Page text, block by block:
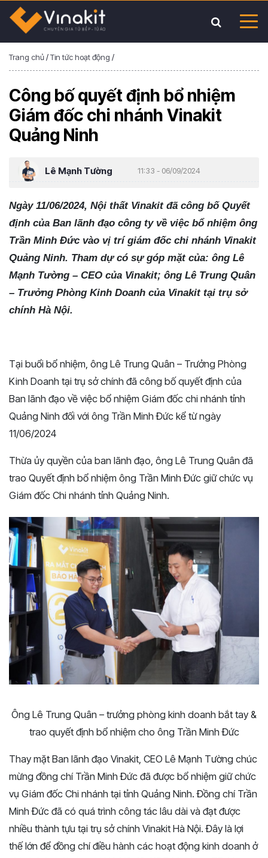
Trang chủ/Tin tức hoạt động /
Công bố quyết định bổ nhiệm
Giám đốc chi nhánh Vinakit
Quảng Ninh
Lê Mạnh Tường 11:33 - 06/09/2024
Ngày 11/06/2024, Nội thất Vinakit đã công bố Quyết
định của Ban lãnh đạo công ty về việc bổ nhiệm ông
Trần Minh Đức vào vị trí giám đốc chi nhánh Vinakit
Quảng Ninh. Tham dự có sự góp mặt của: ông Lê
Mạnh Tường – CEO của Vinakit; ông Lê Trung Quân
– Trưởng Phòng Kinh Doanh của Vinakit tại trụ sở
chính Hà Nội.
Tại buổi bổ nhiệm, ông Lê Trung Quân – Trưởng Phòng
Kinh Doanh tại trụ sở chính đã công bố quyết định của
Ban lãnh đạo về việc bổ nhiệm Giám đốc chi nhánh tỉnh
Quảng Ninh đối với ông Trần Minh Đức kể từ ngày
11/06/2024
Thừa ủy quyền của ban lãnh đạo, ông Lê Trung Quân đã
trao Quyết định bổ nhiệm ông Trần Minh Đức giữ chức vụ
Giám đốc Chi nhánh tỉnh Quảng Ninh.
Ông Lê Trung Quân – trưởng phòng kinh doanh bắt tay &
trao quyết định bổ nhiệm cho ông Trần Minh Đức
Thay mặt Ban lãnh đạo Vinakit, CEO Lê Mạnh Tường chúc
mừng đồng chí Trần Minh Đức đã được bổ nhiệm giữ chức
vụ Giám đốc Chi nhánh tại tỉnh Quảng Ninh. Đồng chí Trần
Minh Đức đã có quá trình công tác lâu dài và đạt được
nhiều thành tựu tại trụ sở chính Vinakit Hà Nội. Đây là lợi
thế lớn để đồng chí điều hành các hoạt động kinh doanh ở